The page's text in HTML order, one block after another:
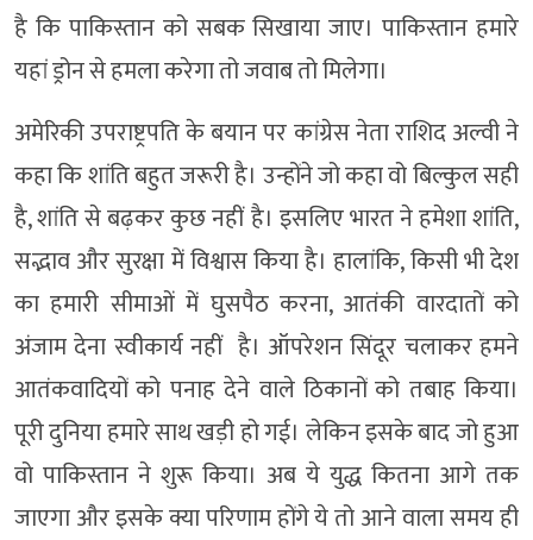
है कि पाकिस्तान को सबक सिखाया जाए। पाकिस्तान हमारे
यहां ड्रोन से हमला करेगा तो जवाब तो मिलेगा।
अमेरिकी उपराष्ट्रपति के बयान पर कांग्रेस नेता राशिद अल्वी ने
कहा कि शांति बहुत जरूरी है। उन्होंने जो कहा वो बिल्कुल सही
है, शांति से बढ़कर कुछ नहीं है। इसलिए भारत ने हमेशा शांति,
सद्भाव और सुरक्षा में विश्वास किया है। हालांकि, किसी भी देश
का हमारी सीमाओं में घुसपैठ करना, आतंकी वारदातों को
अंजाम देना स्वीकार्य नहीं है। ऑपरेशन सिंदूर चलाकर हमने
आतंकवादियों को पनाह देने वाले ठिकानों को तबाह किया।
पूरी दुनिया हमारे साथ खड़ी हो गई। लेकिन इसके बाद जो हुआ
वो पाकिस्तान ने शुरू किया। अब ये युद्ध कितना आगे तक
जाएगा और इसके क्या परिणाम होंगे ये तो आने वाला समय ही